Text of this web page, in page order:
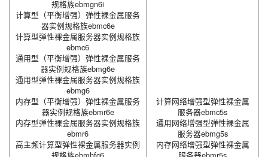
规格族ebmgn6i
计算型（平衡增强）弹性裸金属服务
器实例规格族ebmc6e
计算型弹性裸金属服务器实例规格族
ebmc6
通用型（平衡增强）弹性裸金属服务
器实例规格族ebmg6e
通用型弹性裸金属服务器实例规格族
ebmg6
内存型（平衡增强）弹性裸金属服务
器实例规格族ebmr6e
内存型弹性裸金属服务器实例规格族
ebmr6
高主频计算型弹性裸金属服务器实例
计算网络增强型弹性裸金属
服务器ebmc5s
通用网络增强型弹性裸金属
服务器ebmg5s
内存网络增强型弹性裸金属